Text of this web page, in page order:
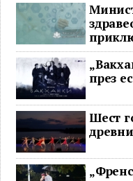
през
Шест